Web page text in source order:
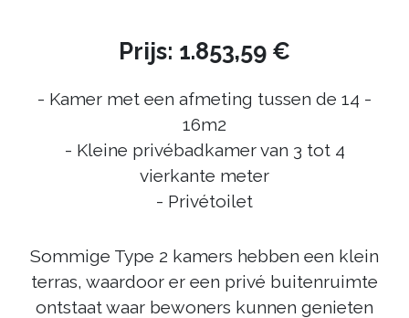
Prijs: 1.853,59 €
- Kamer met een afmeting tussen de 14 -
16m2
- Kleine privébadkamer van 3 tot 4
vierkante meter
- Privétoilet
Sommige Type 2 kamers hebben een klein
terras, waardoor er een privé buitenruimte
ontstaat waar bewoners kunnen genieten